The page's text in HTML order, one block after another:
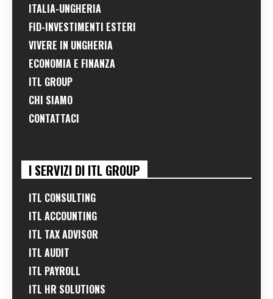
ITALIA-UNGHERIA
FID-INVESTIMENTI ESTERI
VIVERE IN UNGHERIA
ECONOMIA E FINANZA
ITL GROUP
CHI SIAMO
CONTATTACI
I SERVIZI DI ITL GROUP
ITL CONSULTING
ITL ACCOUNTING
ITL TAX ADVISOR
ITL AUDIT
ITL PAYROLL
ITL HR SOLUTIONS